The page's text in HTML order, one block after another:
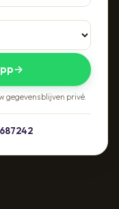
→
gegevens blijven privé.